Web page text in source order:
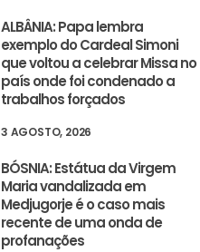
ALBÂNIA: Papa lembra
exemplo do Cardeal Simoni
que voltou a celebrar Missa no
país onde foi condenado a
trabalhos forçados
3 AGOSTO, 2026
BÓSNIA: Estátua da Virgem
Maria vandalizada em
Medjugorje é o caso mais
recente de uma onda de
profanações